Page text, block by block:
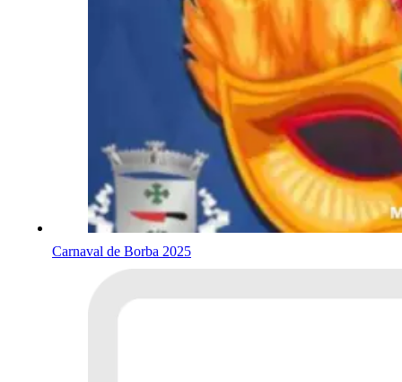
Carnaval de Borba 2025